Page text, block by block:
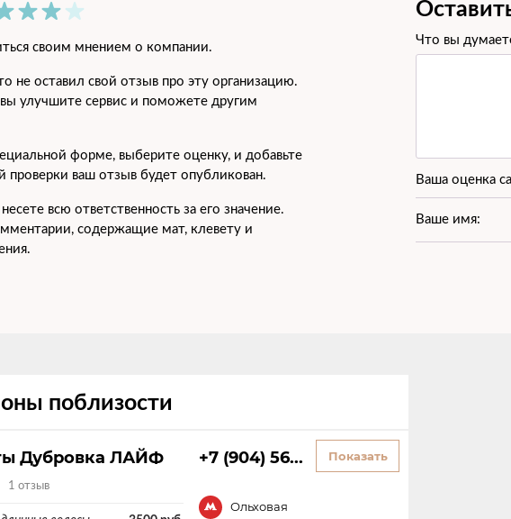
с насадкам
ножницами
ножницами (короткие волосы)
на длинные и густые волосы
своим мнением о компании.
не оставил свой отзыв про эту организацию.
улучшите сервис и поможете другим
форме, выберите оценку, и добавьте
проверки ваш отзыв будет опубликован.
всю ответственность за его значение.
содержащие мат, клевету и
Что вы
Ваша оценка
Ваше имя:
поблизости
Дубровка ЛАЙФ
1 отзыв
+7 (904) 56... Показать
Ольховая